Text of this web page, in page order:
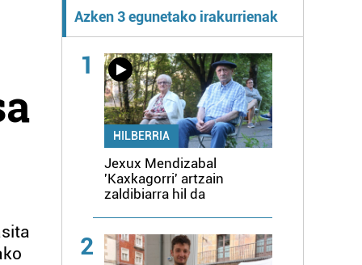
Azken 3 egunetako irakurrienak
1
HILBERRIA
Jexux Mendizabal
'Kaxkagorri' artzain
zaldibiarra hil da
2